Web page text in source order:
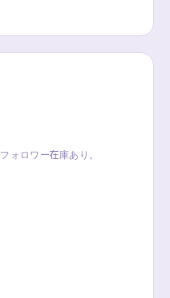
ォロワー在庫あり。